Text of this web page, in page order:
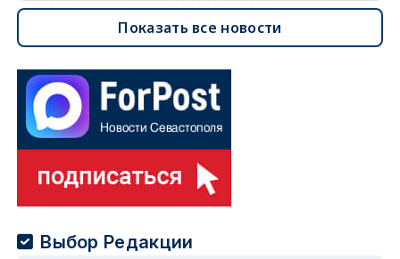
Показать все новости
Выбор Редакции